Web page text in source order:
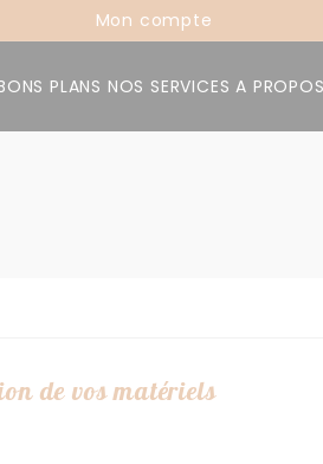
Mon compte
PLANS NOS SERVICES A PROPOS
de vos matériels